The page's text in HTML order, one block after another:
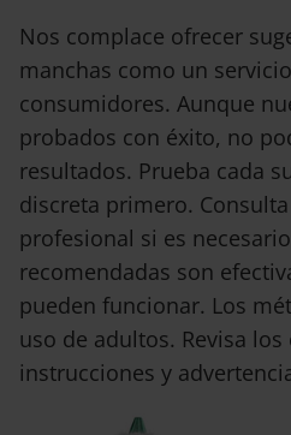
Nos complace ofrecer
manchas como un
consumidores. Aunque
probados con éxito, no
resultados. Prueba cada
discreta primero.
profesional si es
recomendadas son
pueden funcionar. Los
uso de adultos. Revisa
instrucciones y